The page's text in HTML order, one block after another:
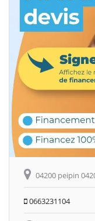
04200 peipin
0663231104